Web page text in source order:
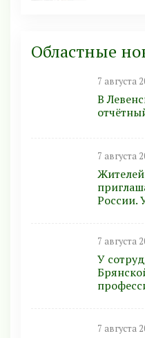
Областные
7 августа
В
7 августа
России.
7 августа
У
7 августа